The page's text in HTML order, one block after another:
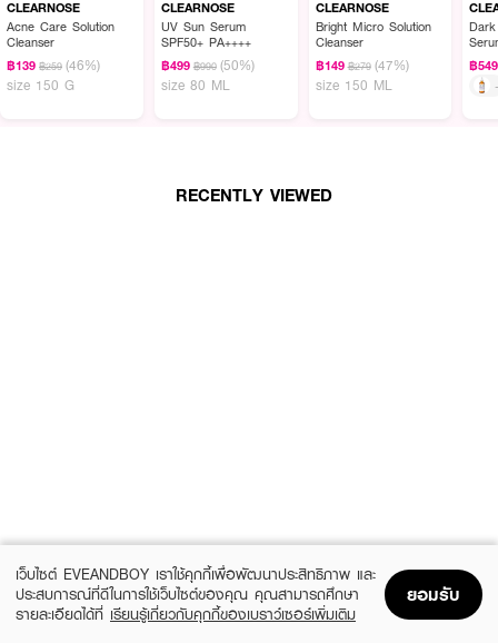
CLEARNOSE
Acne Care Solution
Cleanser
฿139 ฿259 (46%)
size 150 G
CLEARNOSE
UV Sun Serum
SPF50+ PA++++
฿499 ฿990 (50%)
size 80 ML
CLEARNOSE
Bright Micro Solution
Cleanser
฿149 ฿279 (47%)
size 150 ML
฿549
RECENTLY VIEWED
เว็บไซต์ EVEANDBOY เราใช้คุกกี้เพื่อพัฒนาประสิทธิภาพ และ
ประสบการณ์ที่ดีในการใช้เว็บไซต์ของคุณ คุณสามารถศึกษา
รายละเอียดได้ที่ เรียนรู้เกี่ยวกับคุกกี้ของเบราว์เซอร์เพิ่มเติม
ยอมรับ